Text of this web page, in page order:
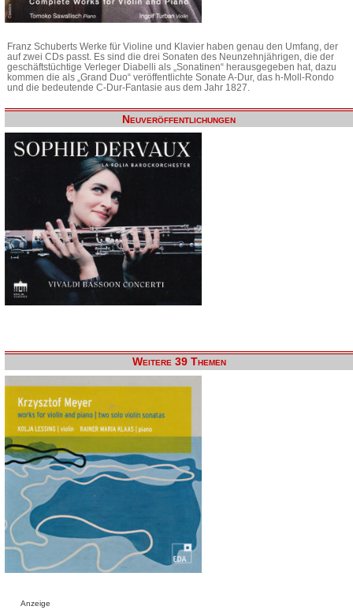
Franz Schuberts Werke für Violine und Klavier haben genau den Umfang, der
auf zwei CDs passt. Es sind die drei Sonaten des Neunzehnjährigen, die der
geschäftstüchtige Verleger Diabelli als „Sonatinen“ herausgegeben hat, dazu
kommen die als „Grand Duo“ veröffentlichte Sonate A-Dur, das h-Moll-Rondo
und die bedeutende C-Dur-Fantasie aus dem Jahr 1827.
Neuveröffentlichungen
Weitere 39 Themen
Anzeige